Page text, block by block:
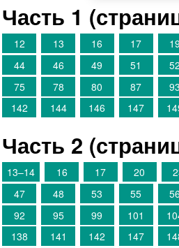
Часть 1
12
13 16 17 19
44
46 49 51 52
75
78 80 87 93
142
144 146 147
Часть 2
13–14
16 17 20
47
48 53 55 56
92
95 99 101
138
141 142 147